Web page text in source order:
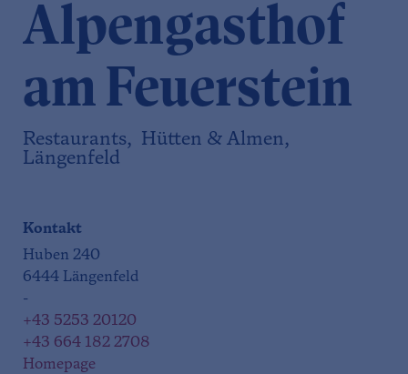
Alpengasthof
am Feuerstein
Restaurants, Hütten & Almen,
Längenfeld
Kontakt
Huben 240
6444 Längenfeld
-
+43 5253 20120
+43 664 182 2708
Homepage